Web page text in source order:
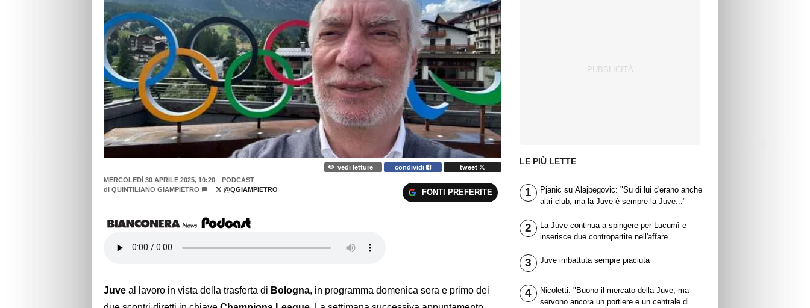
vedi letture condividi
tweet
MERCOLEDÌ 30 APRILE 2025, 10:20
PODCAST
di QUINTILIANO GIAMPIETRO @QGIAMPIETRO FONTI PREFERITE
Juve al lavoro in vista della trasferta di Bologna, in programma domenica sera e primo dei
LE PIÙ LETTE
1
Pjanic su Alajbegovic: "Su di lui c'erano anche
altri club, ma la Juve è sempre la Juve..."
2
La Juve continua a spingere per Lucumì e
inserisce due contropartite nell'affare
3 Juve imbattuta sempre piaciuta
4
Nicoletti: "Buono il mercato della Juve, ma
servono ancora un portiere e un centrale di